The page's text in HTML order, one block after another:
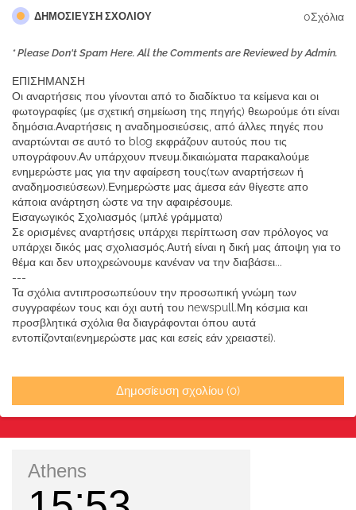
ΔΗΜΟΣΊΕΥΣΗ ΣΧΟΛΊΟΥ 0Σχόλια
* Please Don't Spam Here. All the Comments are Reviewed by Admin.
ΕΠΙΣΗΜΑΝΣΗ
Οι αναρτήσεις που γίνονται από το διαδίκτυο τα κείμενα και οι
φωτογραφίες (με σχετική σημείωση της πηγής) θεωρούμε ότι είναι
δημόσια.Αναρτήσεις η αναδημοσιεύσεις, από άλλες πηγές που
αναρτώνται σε αυτό το blog εκφράζουν αυτούς που τις
υπογράφουν.Αν υπάρχουν πνευμ.δικαιώματα παρακαλούμε
ενημερώστε μας για την αφαίρεση τους(των αναρτήσεων ή
αναδημοσιεύσεων).Ενημερώστε μας άμεσα εάν θίγεστε απο
κάποια ανάρτηση ώστε να την αφαιρέσουμε.
Εισαγωγικός Σχολιασμός (μπλέ γράμματα)
Σε ορισμένες αναρτήσεις υπάρχει περίπτωση σαν πρόλογος να
υπάρχει δικός μας σχολιασμός.Αυτή είναι η δική μας άποψη για το
θέμα και δεν υποχρεώνουμε κανέναν να την διαβάσει...
---
Τα σχόλια αντιπροσωπεύουν την προσωπική γνώμη των
συγγραφέων τους και όχι αυτή του newspull.Μη κόσμια και
προσβλητικά σχόλια θα διαγράφονται όπου αυτά
εντοπίζονται(ενημερώστε μας και εσείς εάν χρειαστεί).
Δημοσίευση σχολίου (0)
Athens